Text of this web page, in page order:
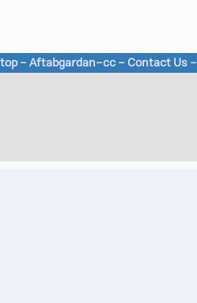
top-Aftabgardan-cc-Contact Us -